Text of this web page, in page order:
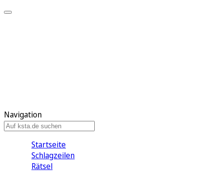
Navigation
Startseite
Schlagzeilen
Rätsel